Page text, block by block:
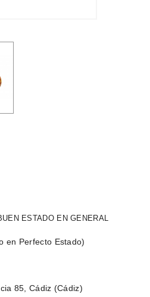
ESTADO EN GENERAL
en Perfecto Estado)
85, Cádiz (Cádiz)